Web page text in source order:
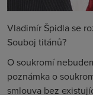
Vladimír Špidla se
Souboj titánů?
O soukromí
poznámka o
smlouva bez